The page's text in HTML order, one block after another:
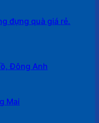
đựng quà giá rẻ.
Đông Anh
Mai